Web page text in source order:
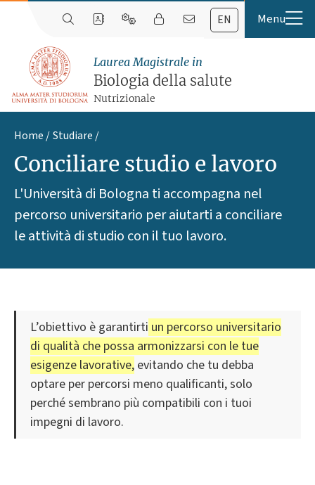
EN
Laurea Magistrale in
Biologia della salute
Nutrizionale
Home Studiare
Conciliare studio e lavoro
L'Università di Bologna ti accompagna nel
percorso universitario per aiutarti a conciliare
le attività di studio con il tuo lavoro.
L’obiettivo è garantirti un percorso universitario
di qualità che possa armonizzarsi con le tue
esigenze lavorative, evitando che tu debba
optare per percorsi meno qualificanti, solo
perché sembrano più compatibili con i tuoi
impegni di lavoro.